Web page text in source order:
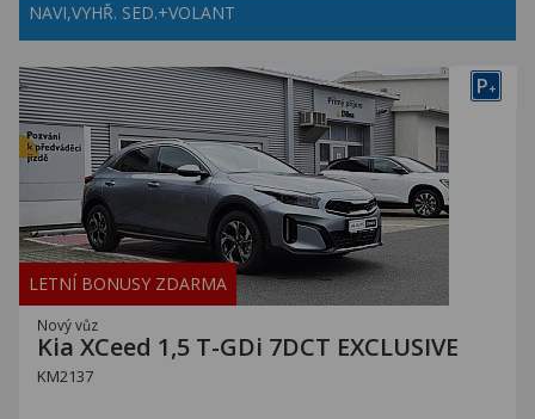
NAVI,VYHŘ. SED.+VOLANT
P+
LETNÍ BONUSY ZDARMA
Nový vůz
Kia XCeed 1,5 T-GDi 7DCT EXCLUSIVE
KM2137